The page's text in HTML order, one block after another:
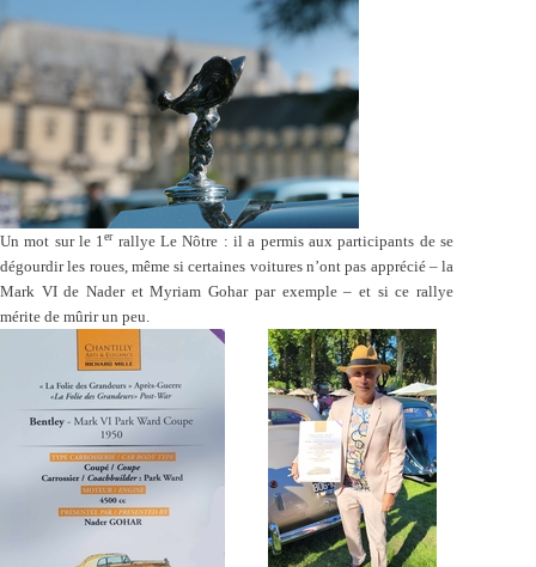
Un mot sur le 1errallye Le Nôtre : il a permis aux participants de se
dégourdir les roues, même si certaines voitures n’ont pas apprécié – la
Mark VI de Nader et Myriam Gohar par exemple – et si ce rallye
mérite de mûrir un peu.